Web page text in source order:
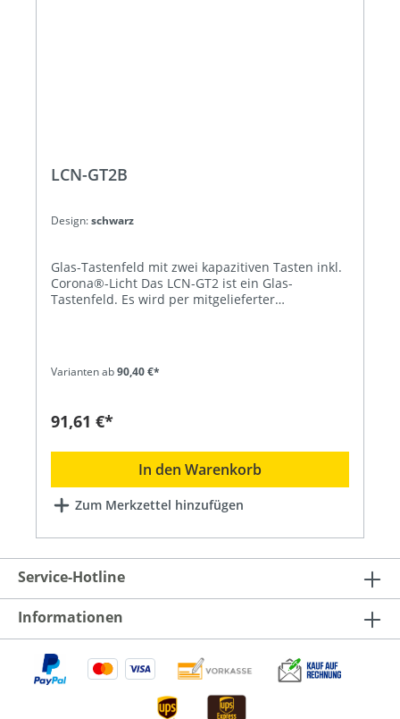
LCN-GT2B
Design:schwarz
Glas-Tastenfeld mit zwei kapazitiven Tasten inkl.
Corona®-Licht Das LCN-GT2 ist ein Glas-
Tastenfeld. Es wird per mitgelieferter
LCN-Moduls ab Version 140719 (Juli 2010).Die
zwei kapazitiv arbeitenden Sensorflächen sind
angeordnet. Eine leichte Berührung der
Oberfläche genügt, um Funktionen auszulösen.
informiert über den aktuellen Status beliebiger
Aktoren oder Sensoren im Gebäude. Dabei sind
vier Zustände möglich.Zusätzlich bietet das LCN-
GT2 einen Corona®-Lichtkranz mit weißen LEDs
und eine Hinterleuchtung der Tasten (LCN-NUI
erforderlich). So lässt sich das LCN-GT2 auch bei
geringem Umgebungslicht komfortabel
übertragen und durch einen kleinen Schlitz
hinter der Glasfläche platziert. Die Beschriftung
kann jederzeit neu erstellt werden, so dass
Änderungen in der Tastenbelegung kein Problem
sind.Größe: 90 mm x 90 mm Produktdetails
Varianten ab90,40 €*
91,61 €*
In den Warenkorb
Zum Merkzettel hinzufügen
Service-Hotline
Informationen